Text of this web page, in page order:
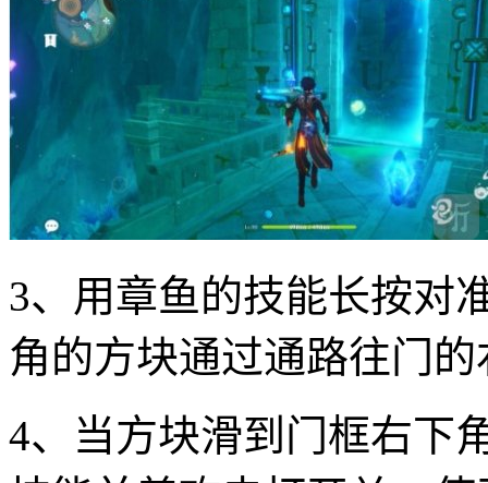
3、用章鱼的技能长按对
角的方块通过通路往门
4、当方块滑到门框右下